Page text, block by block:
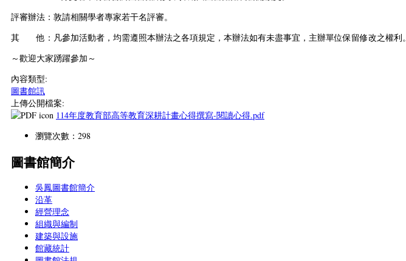
評審辦法：敦請相關學者專家若干名評審。
其 他：凡參加活動者，均需遵照本辦法之各項規定，本辦法如有未盡事宜，主辦單位保留修改之權利。
～歡迎大家踴躍參加～
內容類型:
圖書館訊
上傳公開檔案:
114年度教育部高等教育深耕計畫心得撰寫-閱讀心得.pdf
瀏覽次數：298
圖書館簡介
吳鳳圖書館簡介
沿革
經營理念
組織與編制
建築與設施
館藏統計